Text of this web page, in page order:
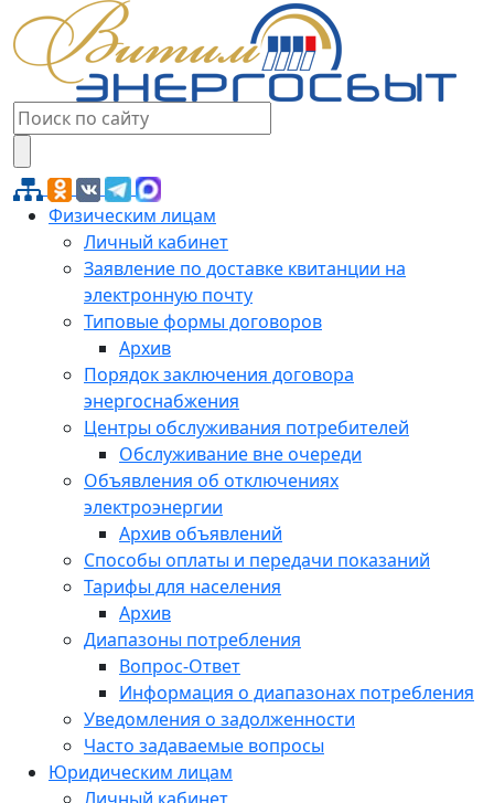
Физическим лицам
Личный кабинет
Заявление по доставке квитанции на
электронную почту
Типовые формы договоров
Архив
Порядок заключения договора
энергоснабжения
Центры обслуживания потребителей
Обслуживание вне очереди
Объявления об отключениях
электроэнергии
Архив объявлений
Способы оплаты и передачи показаний
Тарифы для населения
Архив
Диапазоны потребления
Вопрос-Ответ
Информация о диапазонах потребления
Уведомления о задолженности
Часто задаваемые вопросы
Юридическим лицам